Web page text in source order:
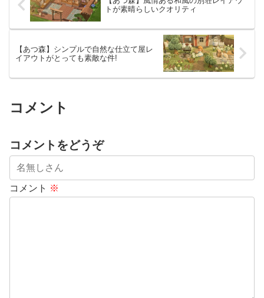
トが素晴らしいクオリティ
【あつ森】シンプルで自然な仕立て屋レ
イアウトがとっても素敵な件!
コメント
コメントをどうぞ
コメント ※